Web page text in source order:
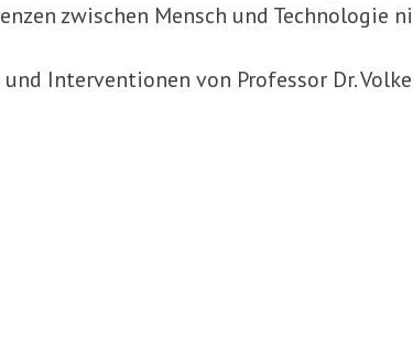
zwischen Mensch und Technologie
Interventionen von Professor Dr.